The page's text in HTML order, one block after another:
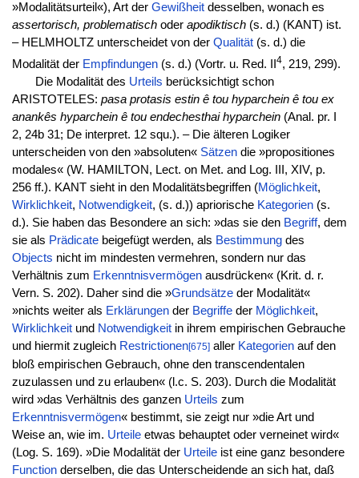
»Modalitätsurteil«), Art der Gewißheitdesselben, wonach es
assertorisch, problematischoder apodiktisch(s. d.) (KANT) ist.
– HELMHOLTZ unterscheidet von der Qualität(s. d.) die
Modalität der Empfindungen(s. d.) (Vortr. u. Red. II 4, 219, 299).
Die Modalität des Urteils berücksichtigt schon
ARISTOTELES: pasa protasis estin ê tou hyparchein ê tou ex
anankês hyparchein ê tou endechesthai hyparchein(Anal. pr. I
2, 24b 31; De interpret. 12 squ.). – Die älteren Logiker
unterscheiden von den »absoluten« Sätzendie »propositiones
modales« (W. HAMILTON, Lect. on Met. and Log. III, XIV, p.
256 ff.). KANT sieht in den Modalitätsbegriffen (Möglichkeit,
Wirklichkeit, Notwendigkeit, (s. d.)) apriorische Kategorien(s.
d.). Sie haben das Besondere an sich: »das sie den Begriff, dem
sie als Prädicatebeigefügt werden, als Bestimmungdes
Objects nicht im mindesten vermehren, sondern nur das
Verhältnis zum Erkenntnisvermögenausdrücken« (Krit. d. r.
Vern. S. 202). Daher sind die »Grundsätzeder Modalität«
»nichts weiter als Erklärungender Begriffeder Möglichkeit,
Wirklichkeitund Notwendigkeitin ihrem empirischen Gebrauche
und hiermit zugleich Restrictionen[675]aller Kategorienauf den
bloß empirischen Gebrauch, ohne den transcendentalen
zuzulassen und zu erlauben« (l.c. S. 203). Durch die Modalität
wird »das Verhältnis des ganzen Urteils zum
Erkenntnisvermögen« bestimmt, sie zeigt nur »die Art und
Weise an, wie im. Urteileetwas behauptet oder verneinet wird«
(Log. S. 169). »Die Modalität der Urteileist eine ganz besondere
Functionderselben, die das Unterscheidende an sich hat, daß